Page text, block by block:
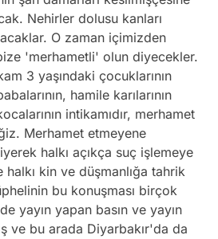
Nehirler dolusu kanları
O zaman içimizden
'merhametli' olun diyecekler.
3 yaşındaki çocuklarının
hamile karılarının
intikamıdır, merhamet
Merhamet etmeyene
halkı açıkça suç işlemeye
kin ve düşmanlığa tahrik
bu konuşması birçok
yayın yapan basın ve yayın
ve bu arada Diyarbakır'da da